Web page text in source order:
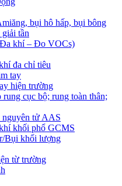
bụi hô hấp, bụi bông
tần
khí – Đo VOCs)
đa chỉ tiêu
tay
hiện trường
cục bộ; rung toàn thân;
nguyên tử AAS
khối phổ GCMS
Bụi khối lượng
từ trường